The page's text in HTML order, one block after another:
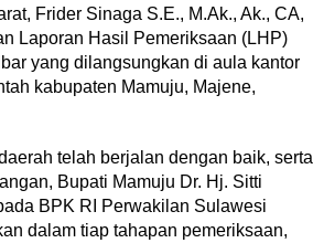
Frider Sinaga S.E., M.Ak., Ak., CA,
Laporan Hasil Pemeriksaan (LHP)
yang dilangsungkan di aula kantor
kabupaten Mamuju, Majene,
telah berjalan dengan baik, serta
Bupati Mamuju Dr. Hj. Sitti
BPK RI Perwakilan Sulawesi
dalam tiap tahapan pemeriksaan,